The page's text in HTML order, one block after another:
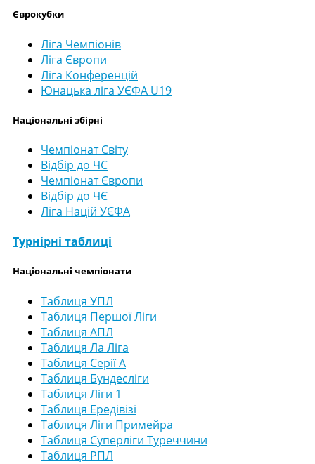
Єврокубки
Ліга Чемпіонів
Ліга Європи
Ліга Конференцій
Юнацька ліга УЄФА U19
Національні збірні
Чемпіонат Світу
Відбір до ЧС
Чемпіонат Європи
Відбір до ЧЄ
Ліга Націй УЄФА
Турнірні таблиці
Національні чемпіонати
Таблиця УПЛ
Таблиця Першої Ліги
Таблиця АПЛ
Таблиця Ла Ліга
Таблиця Серії А
Таблиця Бундесліги
Таблиця Ліги 1
Таблиця Ередівізі
Таблиця Ліги Примейра
Таблиця Суперліги Туреччини
Таблиця РПЛ